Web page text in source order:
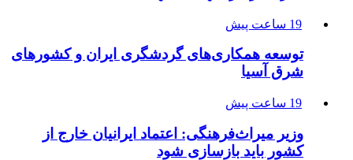
19 ساعت پیش
توسعه همکاری‌های گردشگری ایران و کشورهای
شرق آسیا
19 ساعت پیش
وزیر میراث‌فرهنگی: اعتماد ایرانیان خارج از
کشور باید بازسازی شود